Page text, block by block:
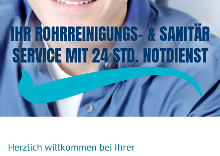
IHR ROHRREINIGUNGS- & SANITÄR
SERVICE MIT 24 STD. NOTDIENST
Herzlich willkommen bei Ihrer